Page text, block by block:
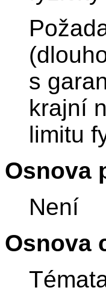
s
krajní
limitu
Osnova
Není
Osnova